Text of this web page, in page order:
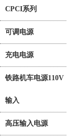
CPCI系列
可调电源
充电电源
铁路机车电源110V
输入
高压输入电源